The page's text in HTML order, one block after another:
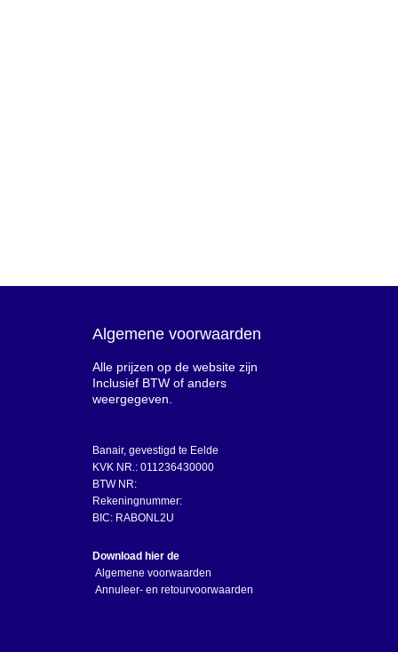
Algemene voorwaarden
Alle prijzen op de website zijn
Inclusief BTW of anders
weergegeven.
Banair, gevestigd te Eelde
KVK NR.: 011236430000
BTW NR:
Rekeningnummer:
BIC: RABONL2U
Download hier de
Algemene voorwaarden
Annuleer- en retourvoorwaarden